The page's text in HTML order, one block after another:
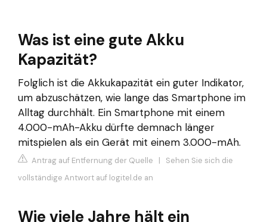
Was ist eine gute Akku
Kapazität?
Folglich ist die Akkukapazität ein guter Indikator,
um abzuschätzen, wie lange das Smartphone im
Alltag durchhält. Ein Smartphone mit einem
4.000-mAh-Akku dürfte demnach länger
mitspielen als ein Gerät mit einem 3.000-mAh.
Antrag auf Entfernung der Quelle | Sehen Sie sich die
vollständige Antwort auf logitel.de an
Wie viele Jahre hält ein